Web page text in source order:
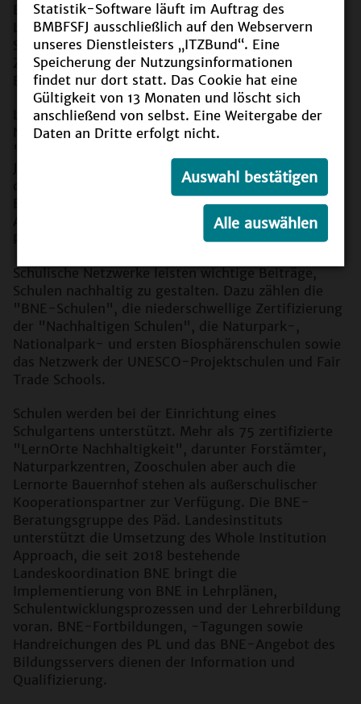
Statistik-Software läuft im Auftrag des
BMBFSFJ ausschließlich auf den Webservern
unseres Dienstleisters „ITZBund“. Eine
Speicherung der Nutzungsinformationen
findet nur dort statt. Das Cookie hat eine
Gültigkeit von 13 Monaten und löscht sich
anschließend von selbst. Eine Weitergabe der
Daten an Dritte erfolgt nicht.
Auswahl bestätigen
Alle auswählen
Bildungsanbieter bis 2030 auf 75 erhöhen) in der
Landesnachhaltigkeitsstrategie verankert. Mit dem
Saarland wurde ein Qualitätsmanagement- und
Zertifizierungssystem für außerschulische
Bildungsanbietende eingeführt.
Landesweite, regionale und grenzüberschreitende
Netzwerke wie die ANU, das FÖJ, ELAN,
Jugendeinrichtungen oder die Arbeitsgemeinschaft
der zertifizierten Waldpädagogen bringen
Bildungsanbietende zusammen, fördern deren
Austausch und die Kooperation in gemeinsamen
Projekten und Bildungsangeboten.
Schulische Netzwerke leisten wichtige Beiträge,
Schulen nachhaltig zu gestalten. Dazu zählen die
"BNE-Schulen", die niederschwellige Zertifizierung
der "Nachhaltigen Schulen", die Naturpark-,
Nationalpark- und ersten Biosphärenschulen sowie
das Netzwerk der UNESCO-Projektschulen und Fair
Trade Schools.
Schulen werden bei der Einrichtung eines
Schulgartens unterstützt. Mehr als 75 zertifizierte
"LernOrte Nachhaltigkeit", darunter Forstämter,
Naturparkzentren, Zooschulen aber auch die
Lernorte Bauernhof stehen als außerschulischer
Kooperationspartner zur Verfügung. Die BNE-
Beratungsgruppe des Päd. Landesinstituts
unterstützt die Umsetzung des Whole Institution
Approach, die seit 2018 bestehende
Landeskoordination BNE bringt die
Implementierung von BNE in Lehrplänen,
Schulentwicklungsprozessen und der Lehrerbildung
voran. BNE-Fortbildungen, -Tagungen sowie
Handreichungen des PL und das BNE-Angebot des
Bildungsservers dienen der Information und
Qualifizierung.